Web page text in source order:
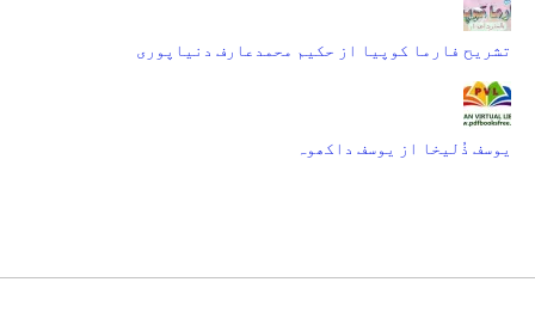
تشریح فارما کوپیا از حکیم محمدعارف دنیاپوری
یوسف ذُلیخا از یوسف داکھوہ